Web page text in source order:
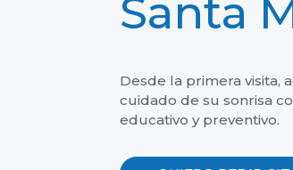
Santa
Desde la primera visita,
cuidado de su sonrisa
educativo y preventivo.